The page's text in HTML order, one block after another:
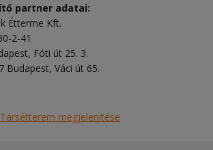
partner adatai:
Étterme Kft.
2-41
Fóti út 25. 3.
Budapest, Váci út 65.
Társétterem megjelenítése